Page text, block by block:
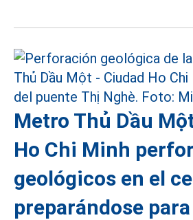
Metro Thủ Dầu
Ho Chi Minh
geológicos en el
preparándose